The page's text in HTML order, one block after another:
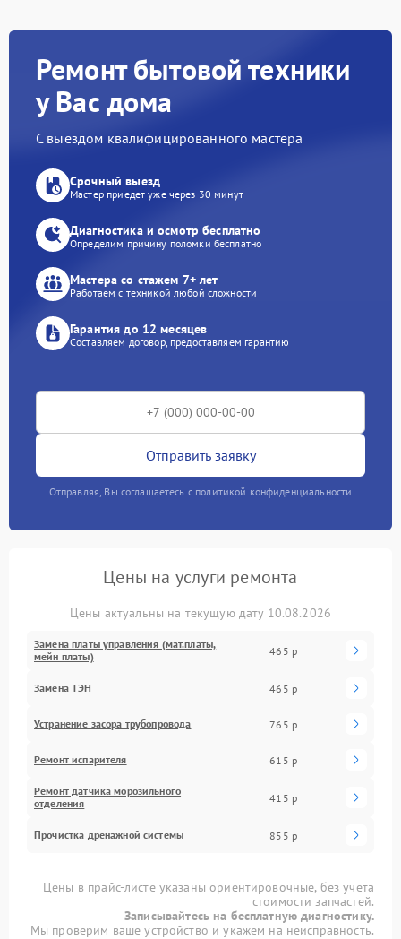
Ремонт бытовой техники
у Вас дома
С выездом квалифицированного мастера
Срочный выезд
Мастер приедет уже через 30 минут
Диагностика и осмотр бесплатно
Определим причину поломки бесплатно
Мастера со стажем 7+ лет
Работаем с техникой любой сложности
Гарантия до 12 месяцев
Составляем договор, предоставляем гарантию
Отправить заявку
Отправляя, Вы соглашаетесь с политикой конфиденциальности
Цены на услуги ремонта
Цены актуальны на текущую дату 10.08.2026
Замена платы управления (мат.платы,
мейн платы)
465 р
Замена ТЭН 465 р
Устранение засора трубопровода 765 р
Ремонт испарителя 615 р
Ремонт датчика морозильного
отделения
415 р
Прочистка дренажной системы 855 р
Цены в прайс-листе указаны ориентировочные, без учета
стоимости запчастей.
Записывайтесь на бесплатную диагностику.
Мы проверим ваше устройство и укажем на неисправность.